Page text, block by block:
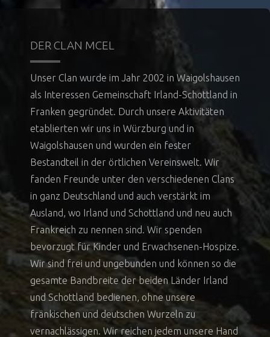
DER CLAN MCEL
Unser Clan wurde im Jahr 2002 in Waigolshausen
als Interessen Gemeinschaft Irland-Schottland in
Franken gegründet. Durch unsere Aktivitäten
etablierten wir uns in Würzburg und in
Waigolshausen und wurden ein fester
Bestandteil in der örtlichen Vereinswelt. Wir
fanden Freunde unter den verschiedenen Clans
in ganz Deutschland und auch verstärkt im
Ausland, wo Irland und Schottland und neu auch
Frankreich zu nennen sind. Wir spenden
bevorzugt für Kinder und Erwachsenen-Hospize.
Wir sind frei und ungebunden und können so die
gesamte Bandbreite der beiden Länder Irland
und Schottland bedienen, ohne unsere
fränkischen und deutschen Wurzeln zu
vernachlässigen. Wir reichen jedem unsere Hand